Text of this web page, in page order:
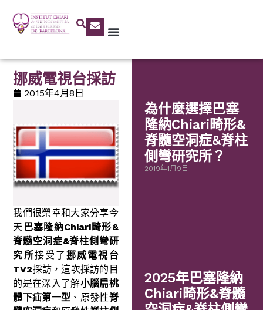
挪威電視台採訪
2015年4月8日
我們很榮幸和大家分享今
天 巴塞隆納Chiari畸形&
脊髓空洞症&脊柱側彎研
究所接受了挪威電視台
TV2採訪，這次採訪的目
的是在深入了解小腦扁桃
體下疝第一型 、原發性脊
為什麼選擇巴塞
隆納Chiari畸形&
脊髓空洞症&脊柱
側彎研究所？
2019年1月9日
2025年巴塞隆納
Chiari畸形&脊髓